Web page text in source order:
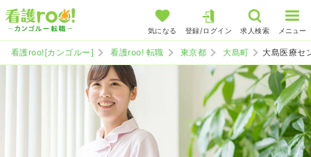
気になる 登録/ログイン 求人検索 メニュー
看護roo![カンゴルー] 看護roo! 転職 東京都 大島町 大島医療セ